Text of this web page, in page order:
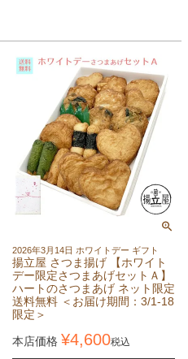
2026年3月14日 ホワイトデー ギフト
揚立屋 さつま揚げ 【ホワイト
デー限定さつまあげセットＡ】
ハートのさつまあげ ネット限定
送料無料 ＜お届け期間：3/1-18
限定＞
本店価格 ¥4,600税込